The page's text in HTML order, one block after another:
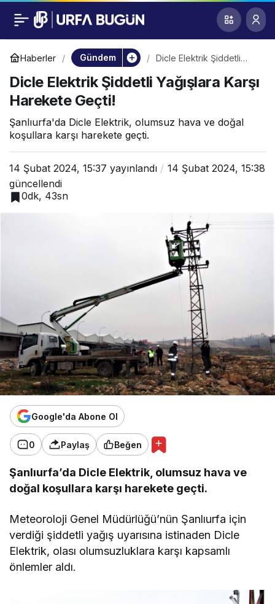
Haberler Gündem
Dicle Elektrik Şiddetli
Geçti!
Dicle Elektrik Şiddetli Yağışlara Karşı
Harekete Geçti!
Şanlıurfa'da Dicle Elektrik, olumsuz hava ve doğal
koşullara karşı harekete geçti.
14 Şubat 2024, 15:37 yayınlandı
14 Şubat 2024, 15:38
güncellendi
0dk, 43sn
Google'da Abone Ol
0 Paylaş Beğen
Şanlıurfa’da Dicle Elektrik, olumsuz hava ve
doğal koşullara karşı harekete geçti.
Meteoroloji Genel Müdürlüğü’nün Şanlıurfa için
verdiği şiddetli yağış uyarısına istinaden Dicle
Elektrik, olası olumsuzluklara karşı kapsamlı
önlemler aldı.
Dicle Elektrik Şiddetli
Yağışlara Karşı
Harekete Geçti!
0